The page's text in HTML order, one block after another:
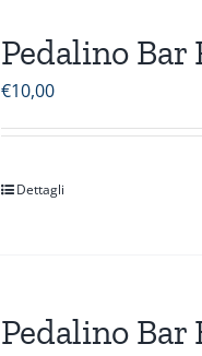
Pedalino Bar
€10,00
Dettagli
Pedalino Bar